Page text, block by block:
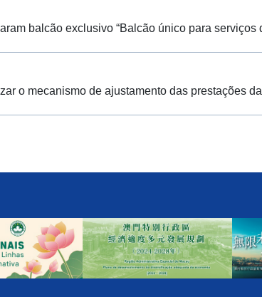
balcão exclusivo “Balcão único para
o mecanismo de ajustamento das prestações